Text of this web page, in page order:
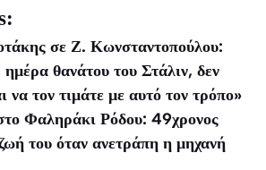
σε Ζ. Κωνσταντοπούλου:
θανάτου του Στάλιν, δεν
να τον τιμάτε με αυτό τον τρόπο»
Φαληράκι Ρόδου: 49χρονος
του όταν ανετράπη η μηχανή